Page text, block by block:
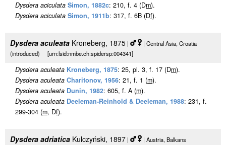
Dysdera aciculata Simon, 1882c: 210, f. 4 (Dm).
Dysdera aciculata Simon, 1911b: 317, f. 6B (Df).
Dysdera aculeata Kroneberg, 1875 |
| Central Asia, Croatia
(introduced) [urn:lsid:nmbe.ch:spidersp:004341]
Dysdera aculeata Kroneberg, 1875: 25, pl. 3, f. 17 (Dm).
Dysdera aculeata Charitonov, 1956: 21, f. 1 (m).
Dysdera aculeata Dunin, 1982: 605, f. A (m).
Dysdera aculeata Deeleman-Reinhold & Deeleman, 1988: 231, f.
299-304 (m, Df).
Dysdera adriatica Kulczyński, 1897 |
| Austria, Balkans